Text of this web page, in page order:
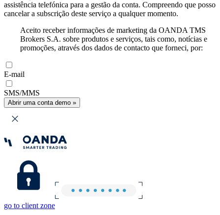
assistência telefónica para a gestão da conta. Compreendo que posso
cancelar a subscrição deste serviço a qualquer momento.
Aceito receber informações de marketing da OANDA TMS
Brokers S.A. sobre produtos e serviços, tais como, notícias e
promoções, através dos dados de contacto que forneci, por:
E-mail
SMS/MMS
Abrir uma conta demo »
go to client zone